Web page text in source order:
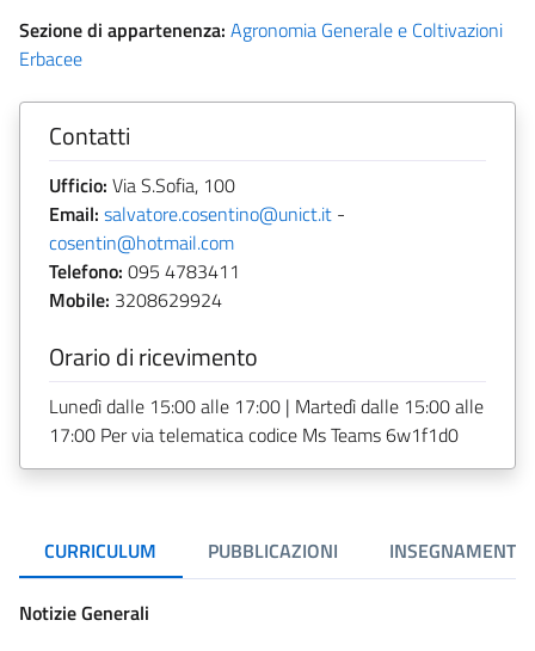
Sezione di appartenenza: Agronomia Generale e Coltivazioni
Erbacee
Contatti
Ufficio: Via S.Sofia, 100
Email: salvatore.cosentino@unict.it -
cosentin@hotmail.com
Telefono: 095 4783411
Mobile: 3208629924
Orario di ricevimento
Lunedì dalle 15:00 alle 17:00 | Martedì dalle 15:00 alle
17:00 Per via telematica codice Ms Teams 6w1f1d0
CURRICULUM PUBBLICAZIONI INSEGNAMENTI
Notizie Generali